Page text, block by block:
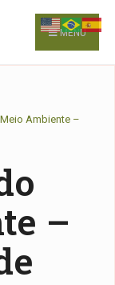
MENU
Ambiente –
–